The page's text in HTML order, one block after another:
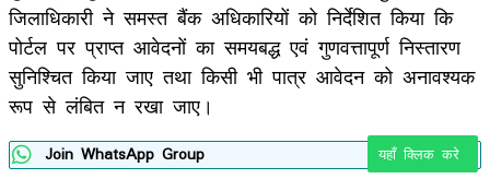
जिलाधिकारी ने समस्त बैंक अधिकारियों को निर्देशित किया कि
पोर्टल पर प्राप्त आवेदनों का समयबद्ध एवं गुणवत्तापूर्ण निस्तारण
सुनिश्चित किया जाए तथा किसी भी पात्र आवेदन को अनावश्यक
रूप से लंबित न रखा जाए।
Join WhatsApp Group यहाँ क्लिक करे